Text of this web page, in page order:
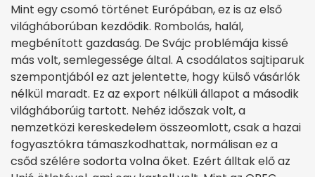
Mint egy csomó történet Európában, ez is az első
világháborúban kezdődik. Rombolás, halál,
megbénított gazdaság. De Svájc problémája kissé
más volt, semlegessége által. A csodálatos sajtiparuk
szempontjából ez azt jelentette, hogy külső vásárlók
nélkül maradt. Ez az export nélküli állapot a második
világháborúig tartott. Nehéz időszak volt, a
nemzetközi kereskedelem összeomlott, csak a hazai
fogyasztókra támaszkodhattak, normálisan ez a
csőd szélére sodorta volna őket. Ezért álltak elő az